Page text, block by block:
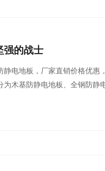
强的战士
电地板，厂家直销价格优惠
木基防静电地板、全钢防静